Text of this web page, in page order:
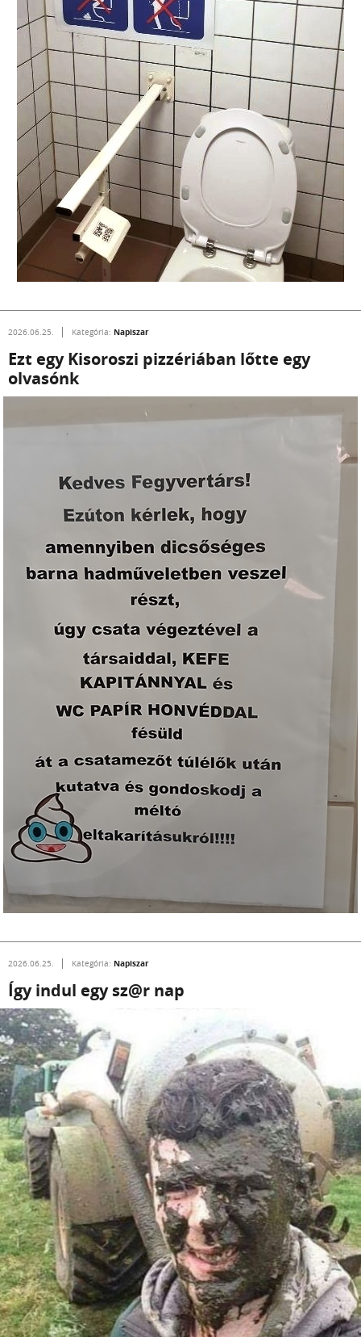
2026.06.25. Kategória: Napiszar
Ezt egy Kisoroszi pizzériában lőtte egy
olvasónk
2026.06.25. Kategória: Napiszar
Így indul egy sz@r nap